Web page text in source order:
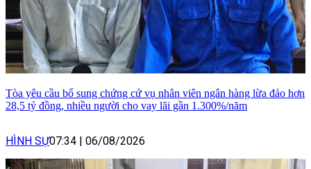
Tòa yêu cầu bổ sung chứng cứ vụ nhân viên ngân hàng lừa đảo hơn
28,5 tỷ đồng, nhiều người cho vay lãi gần 1.300%/năm
HÌNH SỰ07:34 | 06/08/2026